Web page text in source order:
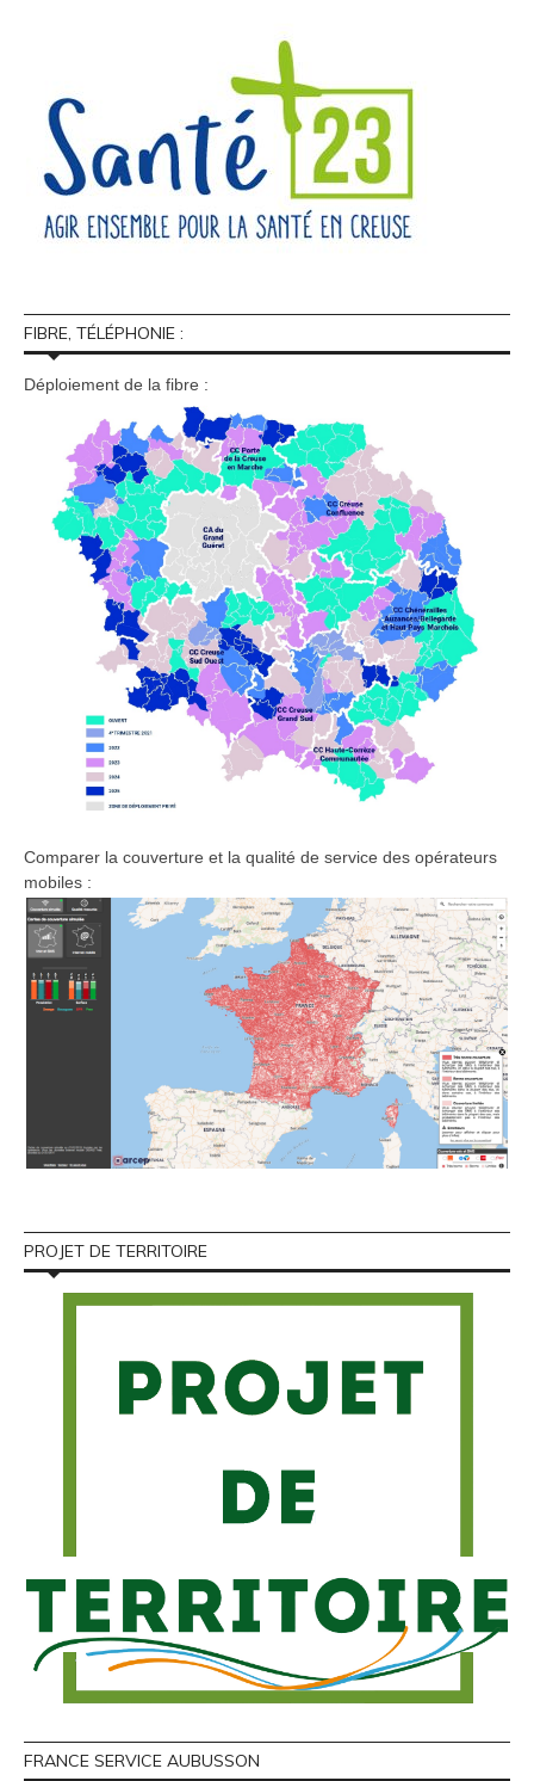
FIBRE, TÉLÉPHONIE :
Déploiement de la fibre :
Comparer la couverture et la qualité de service des opérateurs
mobiles :
PROJET DE TERRITOIRE
FRANCE SERVICE AUBUSSON